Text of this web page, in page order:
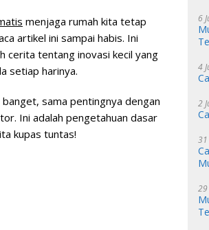
menjaga rumah kita tetap
artikel ini sampai habis. Ini
cerita tentang inovasi kecil yang
setiap harinya.
sama pentingnya dengan
Ini adalah pengetahuan dasar
kupas tuntas!
6
4
2